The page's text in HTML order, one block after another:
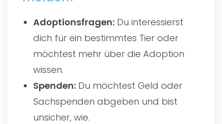
Adoptionsfragen: Du interessierst
dich für ein bestimmtes Tier oder
möchtest mehr über die Adoption
wissen.
Spenden: Du möchtest Geld oder
Sachspenden abgeben und bist
unsicher, wie.